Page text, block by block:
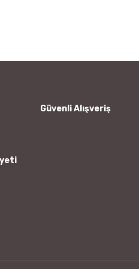
Güvenli Alışveriş